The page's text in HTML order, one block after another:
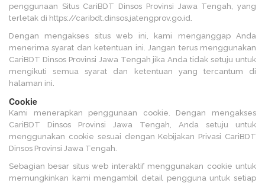
penggunaan Situs CariBDT Dinsos Provinsi Jawa Tengah, yang
terletak di https://caribdt.dinsos.jatengprov.go.id.
Dengan mengakses situs web ini, kami menganggap Anda
menerima syarat dan ketentuan ini. Jangan terus menggunakan
CariBDT Dinsos Provinsi Jawa Tengah jika Anda tidak setuju untuk
mengikuti semua syarat dan ketentuan yang tercantum di
halaman ini.
Cookie
Kami menerapkan penggunaan cookie. Dengan mengakses
CariBDT Dinsos Provinsi Jawa Tengah, Anda setuju untuk
menggunakan cookie sesuai dengan Kebijakan Privasi CariBDT
Dinsos Provinsi Jawa Tengah.
Sebagian besar situs web interaktif menggunakan cookie untuk
memungkinkan kami mengambil detail pengguna untuk setiap